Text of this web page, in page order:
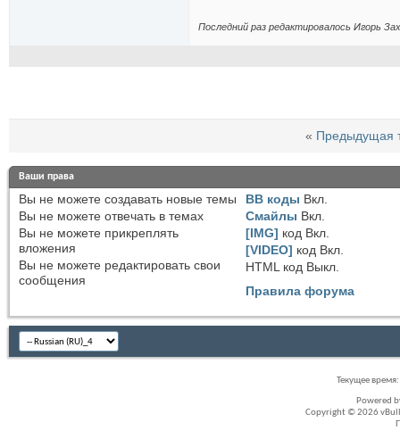
Последний раз редактировалось Игорь
« Предыдущая
Ваши права
Вы не можете создавать новые темы
Вы не можете отвечать в темах
Вы не можете прикреплять
вложения
Вы не можете редактировать свои
сообщения
BB коды Вкл.
Смайлы Вкл.
[IMG] код Вкл.
[VIDEO] код Вкл.
HTML код Выкл.
Правила форума
Текущее время:
Powered
Copyright © 2026